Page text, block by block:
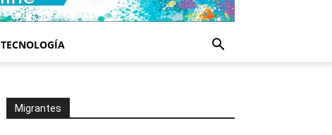
TECNOLOGÍA
Migrantes